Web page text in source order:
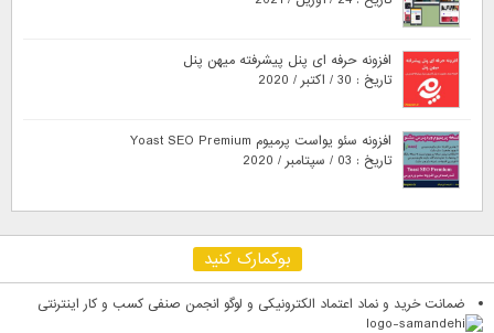
افزونه حرفه ای پنل پیشرفته میهن پنل
تاریخ : 30 / اکتبر / 2020
افزونه سئو یواست پرمیوم Yoast SEO Premium
تاریخ : 03 / سپتامبر / 2020
بوکمارک کنید
ضمانت خرید و نماد اعتماد الکترونیکی و لوگو انجمن صنفی کسب و کار اینترنتی